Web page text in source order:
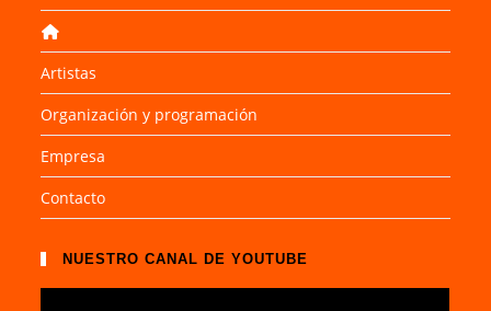
Artistas
Organización y programación
Empresa
Contacto
NUESTRO CANAL DE YOUTUBE